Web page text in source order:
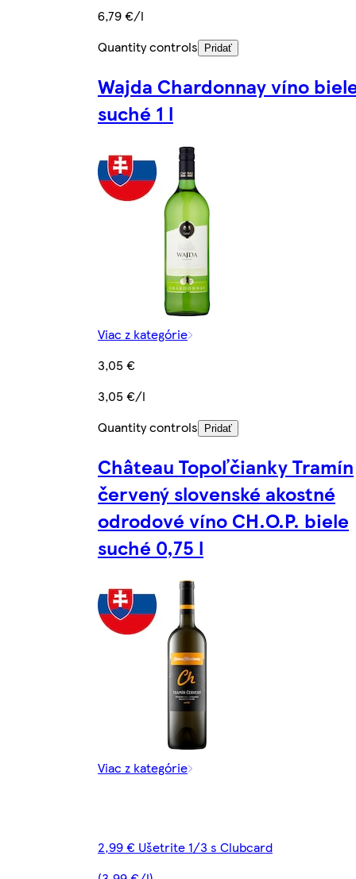
6,79 €/l
Quantity controls
Pridať
Wajda Chardonnay víno
suché 1 l
Viac z kategórie
3,05 €
3,05 €/l
Quantity controls
Pridať
Château Topoľčianky Tramín
červený slovenské akostné
odrodové víno CH.O.P. biele
suché 0,75 l
Viac z kategórie
2,99 € Ušetrite 1/3 s Clubcard